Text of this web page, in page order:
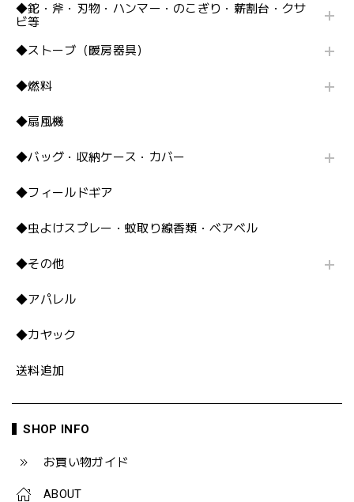
◆鉈・斧・刃物・ハンマー・のこぎり・薪割台・クサ
ビ等
◆ストーブ（暖房器具）
◆燃料
◆扇風機
◆バッグ・収納ケース・カバー
◆フィールドギア
◆虫よけスプレー・蚊取り線香類・ベアベル
◆その他
◆アパレル
◆カヤック
送料追加
SHOP INFO
お買い物ガイド
ABOUT